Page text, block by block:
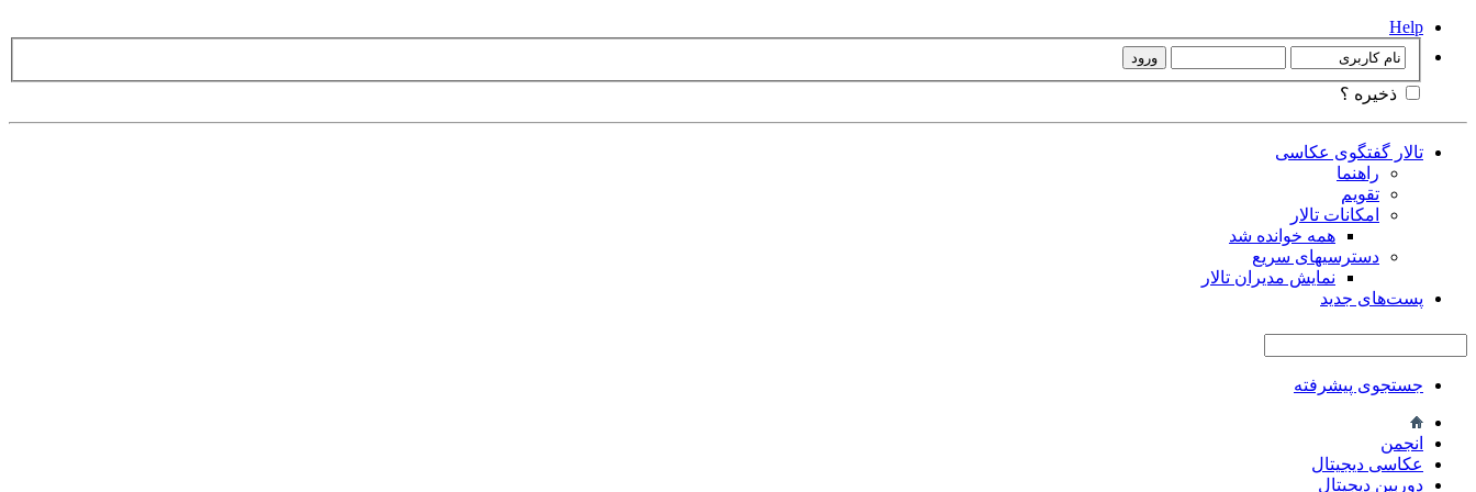
Help
ذخیره ؟
تالار گفتگوی عکاسی
راهنما
تقویم
امکانات تالار
همه خوانده شد
دسترسیهای سریع
نمایش مدیران تالار
پست‌های جدید
جستجوی پیشرفته
انجمن
عکاسی دیجیتال
دوربین دیجیتال